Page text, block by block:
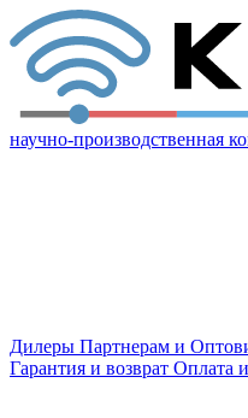
научно-производственная
Дилеры Партнерам и
Гарантия и возврат Оплата